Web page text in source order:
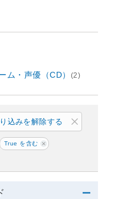
ム・声優（CD） (2)
込みを解除する
True を含む